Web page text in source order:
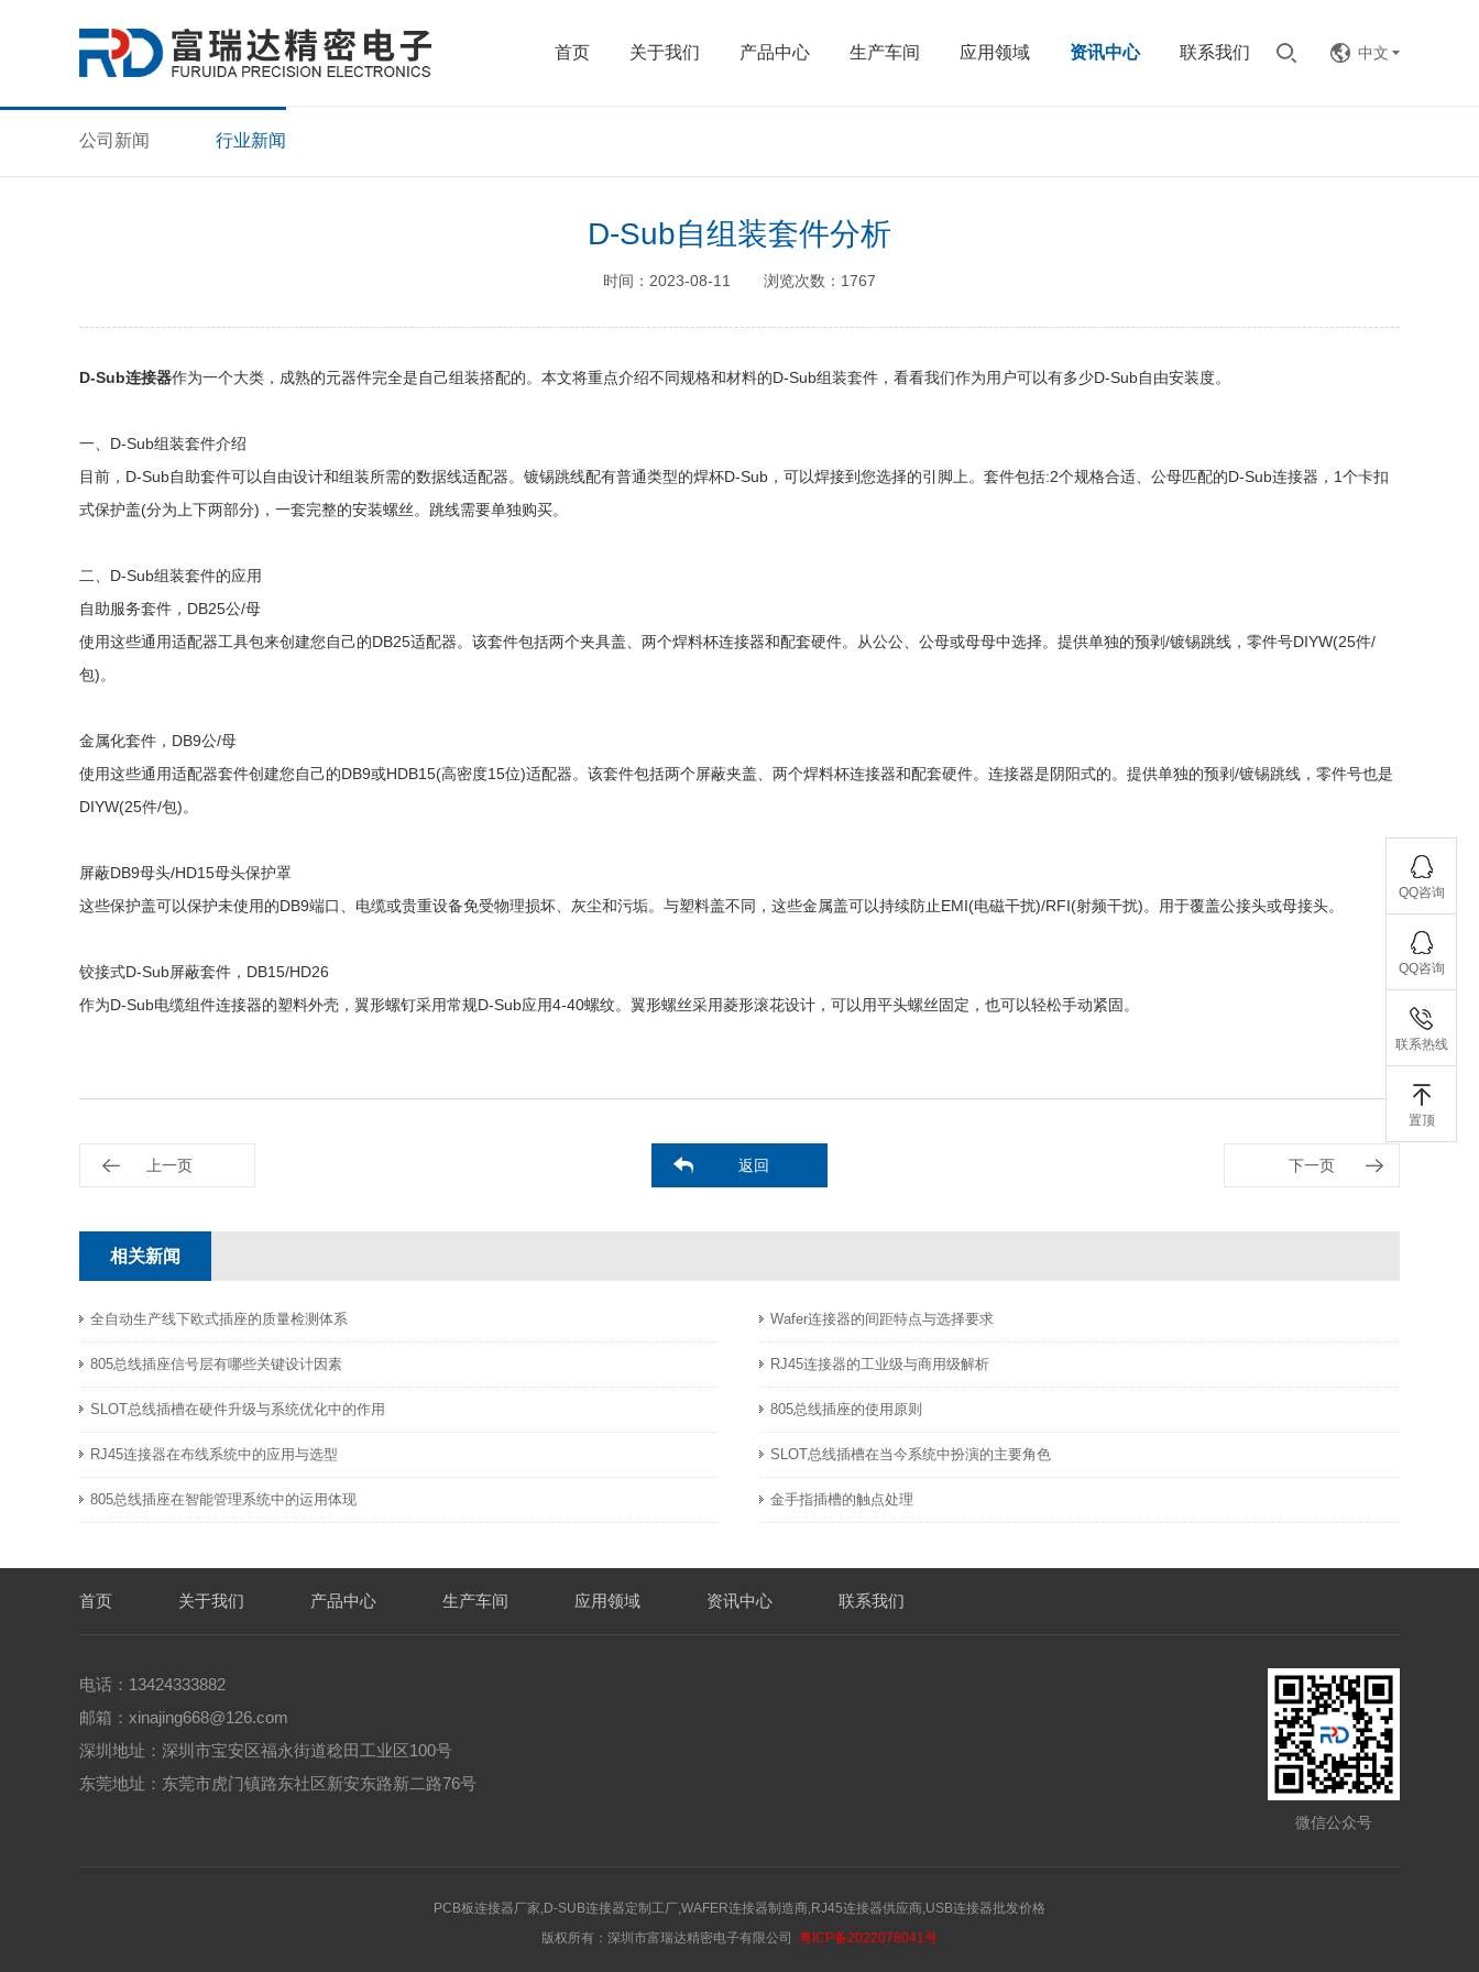
首页 关于我们 产品中心 生产车间 应用领域 资讯中心 联系我们 中文
公司新闻 行业新闻
D-Sub自组装套件分析
时间：2023-08-11 浏览次数：1767
D-Sub连接器作为一个大类，成熟的元器件完全是自己组装搭配的。本文将重点介绍不同规格和材料的D-Sub组装套件，看看我们作为用户可以有多少D-Sub自由安装度。
一、D-Sub组装套件介绍
目前，D-Sub自助套件可以自由设计和组装所需的数据线适配器。镀锡跳线配有普通类型的焊杯D-Sub，可以焊接到您选择的引脚上。套件包括:2个规格合适、公母匹配的D-Sub连接器，1个卡扣
式保护盖(分为上下两部分)，一套完整的安装螺丝。跳线需要单独购买。
二、D-Sub组装套件的应用
自助服务套件，DB25公/母
使用这些通用适配器工具包来创建您自己的DB25适配器。该套件包括两个夹具盖、两个焊料杯连接器和配套硬件。从公公、公母或母母中选择。提供单独的预剥/镀锡跳线，零件号DIYW(25件/
包)。
金属化套件，DB9公/母
使用这些通用适配器套件创建您自己的DB9或HDB15(高密度15位)适配器。该套件包括两个屏蔽夹盖、两个焊料杯连接器和配套硬件。连接器是阴阳式的。提供单独的预剥/镀锡跳线，零件号也是
DIYW(25件/包)。
屏蔽DB9母头/HD15母头保护罩
这些保护盖可以保护未使用的DB9端口、电缆或贵重设备免受物理损坏、灰尘和污垢。与塑料盖不同，这些金属盖可以持续防止EMI(电磁干扰)/RFI(射频干扰)。用于覆盖公接头或母接头。
铰接式D-Sub屏蔽套件，DB15/HD26
作为D-Sub电缆组件连接器的塑料外壳，翼形螺钉采用常规D-Sub应用4-40螺纹。翼形螺丝采用菱形滚花设计，可以用平头螺丝固定，也可以轻松手动紧固。
上一页 返回 下一页
相关新闻
全自动生产线下欧式插座的质量检测体系 Wafer连接器的间距特点与选择要求
805总线插座信号层有哪些关键设计因素 RJ45连接器的工业级与商用级解析
SLOT总线插槽在硬件升级与系统优化中的作用 805总线插座的使用原则
RJ45连接器在布线系统中的应用与选型 SLOT总线插槽在当今系统中扮演的主要角色
805总线插座在智能管理系统中的运用体现 金手指插槽的触点处理
首页 关于我们 产品中心 生产车间 应用领域 资讯中心 联系我们
电话：13424333882
邮箱：xinajing668@126.com
深圳地址：深圳市宝安区福永街道稔田工业区100号
东莞地址：东莞市虎门镇路东社区新安东路新二路76号
微信公众号
PCB板连接器厂家,D-SUB连接器定制工厂,WAFER连接器制造商,RJ45连接器供应商,USB连接器批发价格
版权所有：深圳市富瑞达精密电子有限公司 粤ICP备2022078041号
QQ咨询
QQ咨询
联系热线
置顶